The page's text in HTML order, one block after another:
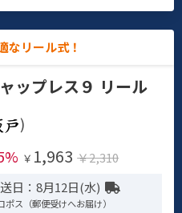
なリール式！
ップレス９ リール
)
￥ 1,963 ￥2,310
日：8月12日(水)
ポス（郵便受けへお届け）